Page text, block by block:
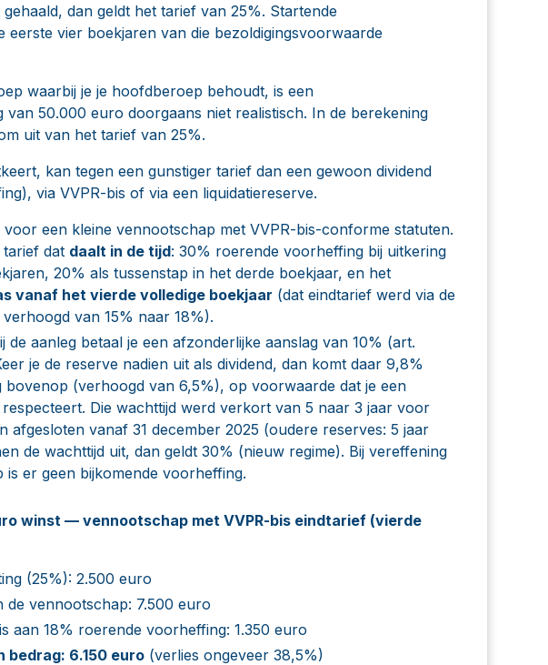
dan geldt het tarief van 25%. Startende
eerste vier boekjaren van die bezoldigingsvoorwaarde
waarbij je je hoofdberoep behoudt, is een
van 50.000 euro doorgaans niet realistisch. In de berekening
uit van het tarief van 25%.
kan tegen een gunstiger tarief dan een gewoon dividend
via VVPR-bis of via een liquidatiereserve.
een kleine vennootschap met VVPR-bis-conforme statuten.
tarief dat daalt in de tijd: 30% roerende voorheffing bij uitkering
20% als tussenstap in het derde boekjaar, en het
vanaf het vierde volledige boekjaar (dat eindtarief werd via de
van 15% naar 18%).
de aanleg betaal je een afzonderlijke aanslag van 10% (art.
je de reserve nadien uit als dividend, dan komt daar 9,8%
(verhoogd van 6,5%), op voorwaarde dat je een
respecteert. Die wachttijd werd verkort van 5 naar 3 jaar voor
afgesloten vanaf 31 december 2025 (oudere reserves: 5 jaar
de wachttijd uit, dan geldt 30% (nieuw regime). Bij vereffening
is er geen bijkomende voorheffing.
winst — vennootschap met VVPR-bis eindtarief (vierde
(25%): 2.500 euro
de vennootschap: 7.500 euro
aan 18% roerende voorheffing: 1.350 euro
bedrag: 6.150 euro(verlies ongeveer 38,5%)